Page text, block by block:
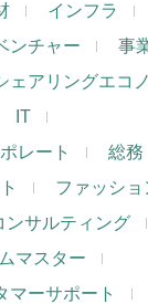
インフラ
ンチャー
事
ェアリングエコ
IT
レート
総務
ファッショ
ンサルティング
マスター
マーサポート